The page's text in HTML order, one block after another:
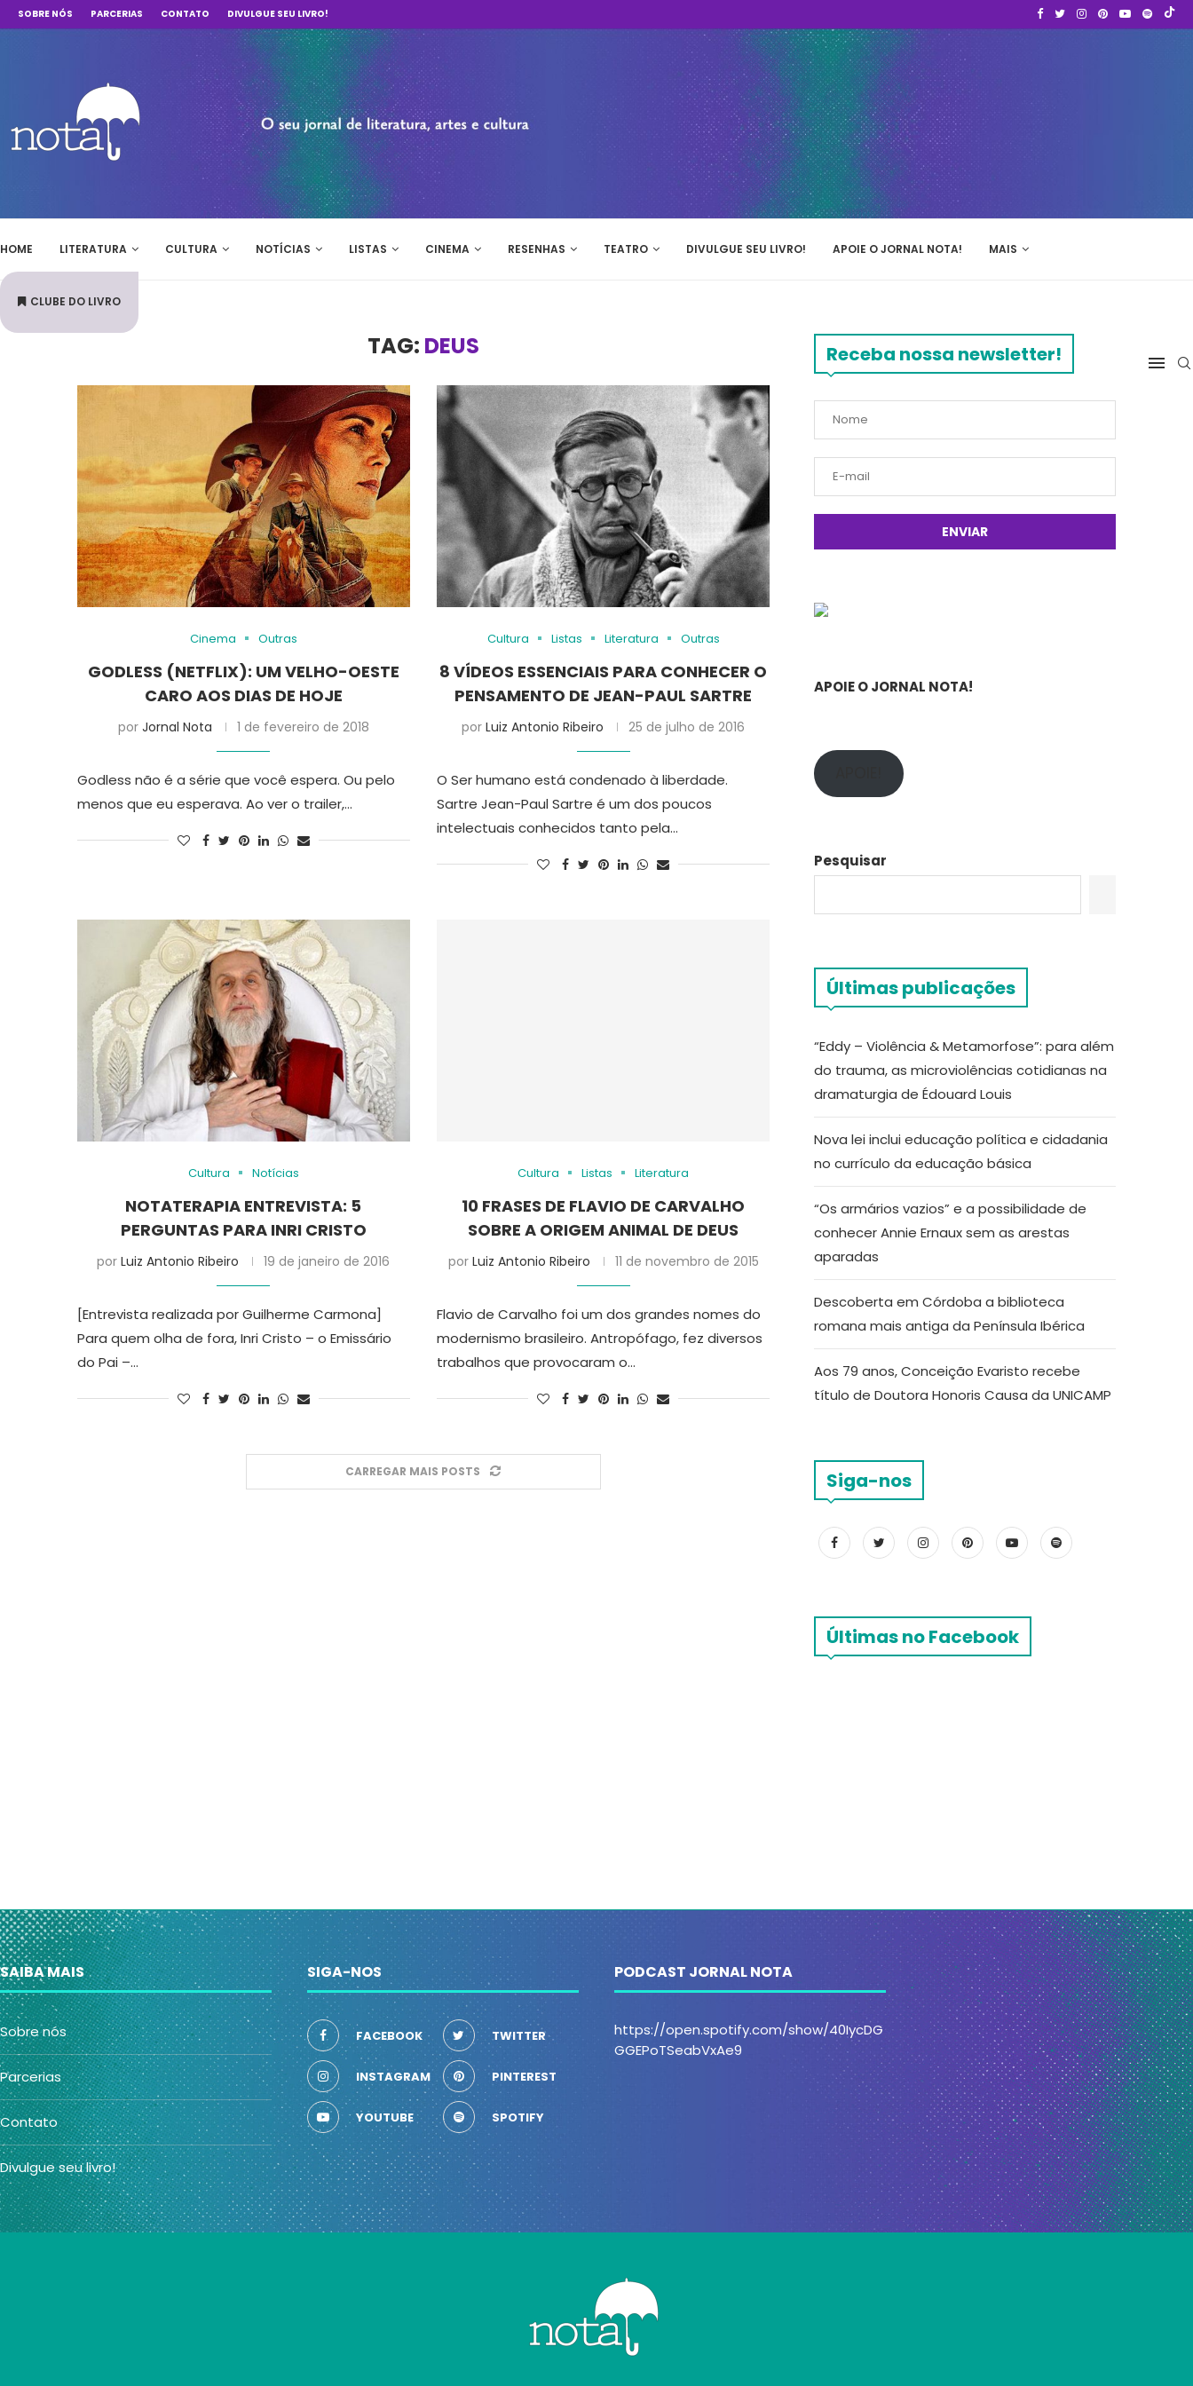
SOBRE NÓS PARCERIAS CONTATO DIVULGUE SEU LIVRO!
HOME LITERATURA CULTURA NOTÍCIAS LISTAS CINEMA RESENHAS TEATRO DIVULGUE SEU LIVRO! APOIE O JORNAL NOTA! MAIS
CLUBE DO LIVRO
TAG: DEUS
Cinema Outras
GODLESS (NETFLIX): UM VELHO-OESTE
CARO AOS DIAS DE HOJE
por Jornal Nota 1 de fevereiro de 2018
Godless não é a série que você espera. Ou pelo
menos que eu esperava. Ao ver o trailer,…
Cultura Listas Literatura Outras
8 VÍDEOS ESSENCIAIS PARA CONHECER O
PENSAMENTO DE JEAN-PAUL SARTRE
porLuiz Antonio Ribeiro 25 de julho de 2016
O Ser humano está condenado à liberdade.
Sartre Jean-Paul Sartre é um dos poucos
intelectuais conhecidos tanto pela…
Cultura Notícias
NOTATERAPIA ENTREVISTA: 5
PERGUNTAS PARA INRI CRISTO
porLuiz Antonio Ribeiro 19 de janeiro de 2016
[Entrevista realizada por Guilherme Carmona]
Para quem olha de fora, Inri Cristo – o Emissário
do Pai –…
Cultura Listas Literatura
10 FRASES DE FLAVIO DE CARVALHO
SOBRE A ORIGEM ANIMAL DE DEUS
por Luiz Antonio Ribeiro 11 de novembro de 2015
Flavio de Carvalho foi um dos grandes nomes do
modernismo brasileiro. Antropófago, fez diversos
trabalhos que provocaram o…
CARREGAR MAIS POSTS
Receba nossa newsletter!
APOIE O JORNAL NOTA!
Pesquisar
Últimas publicações
“Eddy – Violência & Metamorfose”: para além
do trauma, as microviolências cotidianas na
dramaturgia de Édouard Louis
Nova lei inclui educação política e cidadania
no currículo da educação básica
“Os armários vazios” e a possibilidade de
conhecer Annie Ernaux sem as arestas
aparadas
Descoberta em Córdoba a biblioteca
romana mais antiga da Península Ibérica
Aos 79 anos, Conceição Evaristo recebe
título de Doutora Honoris Causa da UNICAMP
Siga-nos
Últimas no Facebook
SAIBA MAIS
Sobre nós
Parcerias
Contato
Divulgue seu livro!
SIGA-NOS
FACEBOOK TWITTER
INSTAGRAM PINTEREST
YOUTUBE SPOTIFY
PODCAST JORNAL NOTA
https://open.spotify.com/show/40IycDG
GGEPoTSeabVxAe9